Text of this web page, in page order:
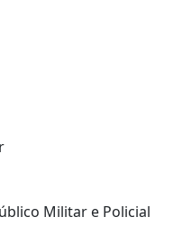
Militar e Policial